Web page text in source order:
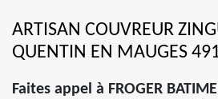
ARTISAN COUVREUR
QUENTIN EN MAUGES
Faites appel à FROGER